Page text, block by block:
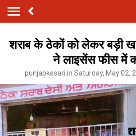
शराब के ठेकों को लेकर बड़ी
ने लाइसेंस फीस में
punjabkesari.in Saturday, May 02,